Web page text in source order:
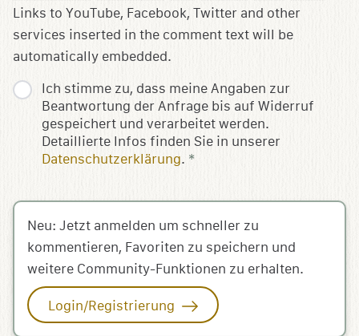
Ich stimme zu, dass meine Angaben zur
Beantwortung der Anfrage bis auf Widerruf
gespeichert und verarbeitet werden.
Detaillierte Infos finden Sie in unserer
Datenschutzerklärung. *
Links to YouTube, Facebook, Twitter and other
services inserted in the comment text will be
automatically embedded.
Neu: Jetzt anmelden um schneller zu
kommentieren, Favoriten zu speichern und
weitere Community-Funktionen zu erhalten.
Login/Registrierung